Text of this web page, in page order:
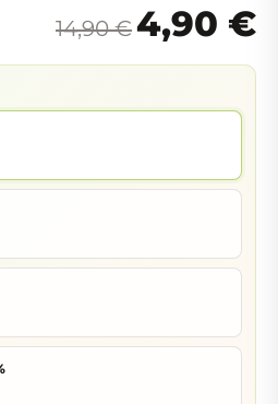
14,90 €4,90 €